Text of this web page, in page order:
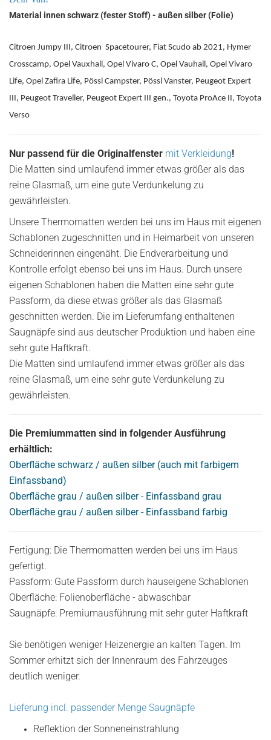
Material innen schwarz (fester Stoff) - außen silber (Folie)
Citroen Jumpy III, Citroen Spacetourer, Fiat Scudo ab 2021, Hymer
Crosscamp, Opel Vauxhall, Opel Vivaro C, Opel Vauhall, Opel Vivaro
Life, Opel Zafira Life, Pössl Campster, Pössl Vanster, Peugeot Expert
III, Peugeot Traveller, Peugeot Expert III gen., Toyota ProAce II, Toyota
Verso
Nur passend für die Originalfenster mit Verkleidung!
Die Matten sind umlaufend immer etwas größer als das
reine Glasmaß, um eine gute Verdunkelung zu
gewährleisten.
Unsere Thermomatten werden bei uns im Haus mit eigenen
Schablonen zugeschnitten und in Heimarbeit von unseren
Schneiderinnen eingenäht. Die Endverarbeitung und
Kontrolle erfolgt ebenso bei uns im Haus. Durch unsere
eigenen Schablonen haben die Matten eine sehr gute
Passform, da diese etwas größer als das Glasmaß
geschnitten werden. Die im Lieferumfang enthaltenen
Saugnäpfe sind aus deutscher Produktion und haben eine
sehr gute Haftkraft.
Die Matten sind umlaufend immer etwas größer als das
reine Glasmaß, um eine sehr gute Verdunkelung zu
gewährleisten.
Die Premiummatten sind in folgender Ausführung
erhältlich:
Oberfläche schwarz / außen silber (auch mit farbigem
Einfassband)
Oberfläche grau / außen silber - Einfassband grau
Oberfläche grau / außen silber - Einfassband farbig
Fertigung: Die Thermomatten werden bei uns im Haus
gefertigt.
Passform: Gute Passform durch hauseigene Schablonen
Oberfläche: Folienoberfläche - abwaschbar
Saugnäpfe: Premiumausführung mit sehr guter Haftkraft
Sie benötigen weniger Heizenergie an kalten Tagen. Im
Sommer erhitzt sich der Innenraum des Fahrzeuges
deutlich weniger.
Lieferung incl. passender Menge Saugnäpfe
Reflektion der Sonneneinstrahlung